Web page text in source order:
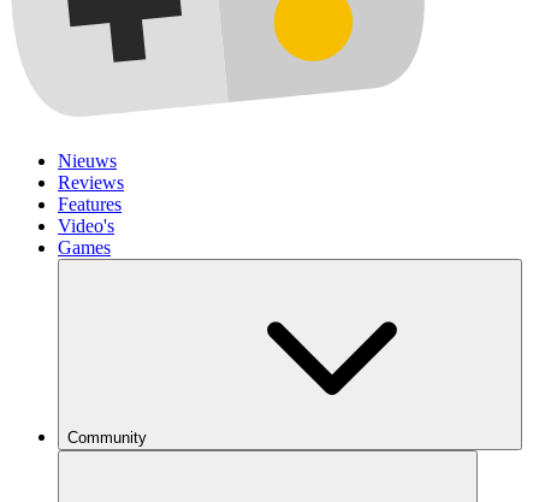
Nieuws
Reviews
Features
Video's
Games
Community